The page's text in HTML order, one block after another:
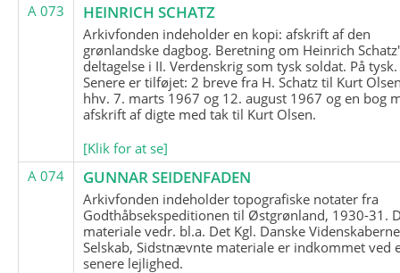
A 073
HEINRICH SCHATZ
Arkivfonden indeholder en kopi: afskrift af den
grønlandske dagbog. Beretning om Heinrich Schatz'
deltagelse i II. Verdenskrig som tysk soldat. På tysk.
Senere er tilføjet: 2 breve fra H. Schatz til Kurt
hhv. 7. marts 1967 og 12. august 1967 og en bog
afskrift af digte med tak til Kurt Olsen.
[Klik for at se]
A 074
GUNNAR SEIDENFADEN
Arkivfonden indeholder topografiske notater fra
Godthåbsekspeditionen til Østgrønland, 1930-31.
materiale vedr. bl.a. Det Kgl. Danske
Selskab, Sidstnævnte materiale er indkommet ved
senere lejlighed.